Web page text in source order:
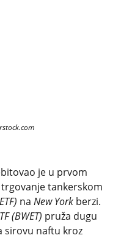
je u prvom
tankerskom
na New Yorkberzi.
(BWET) pruža dugu
sirovu naftu kroz